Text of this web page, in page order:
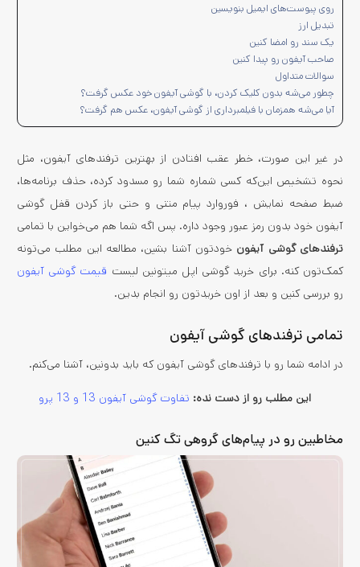
روی پیوست‌های ایمیل بنویسین
تبدیل ارز
یک سند رو امضا کنین
صاحب آیفون رو پیدا کنین
سوالات متداول
چطور می‌شه بدون کلیک کردن، با گوشی آیفون خود عکس گرفت؟
آیا می‌شه همزمان با فیلمبرداری از گوشی آیفون، عکس هم گرفت؟
در غیر این صورت، خطر عقب افتادن از بهترین ترفندهای آیفون، مثل
نحوه تشخیص این‌که کسی شماره شما رو مسدود کرده، حذف برنامه‌ها،
ضبط صفحه نمایش ، فوروارد پیام متنی و حتی باز کردن قفل گوشی
آیفون خود بدون رمز عبور وجود داره. پس اگه شما هم می‌خواین با تمامی
ترفندهای گوشی آیفون خودتون آشنا بشین، مطالعه این مطلب می‌تونه
کمک‌تون کنه. برای خرید گوشی اپل میتونین لیست قیمت گوشی آیفون
رو بررسی کنین و بعد از اون خریدتون رو انجام بدین.
تمامی ترفندهای گوشی آیفون
در ادامه شما رو با ترفندهای گوشی آیفون که باید بدونین، آشنا می‌کنم.
این مطلب رو از دست نده: تفاوت گوشی آیفون 13 و 13 پرو
مخاطبین رو در پیام‌های گروهی تگ کنین